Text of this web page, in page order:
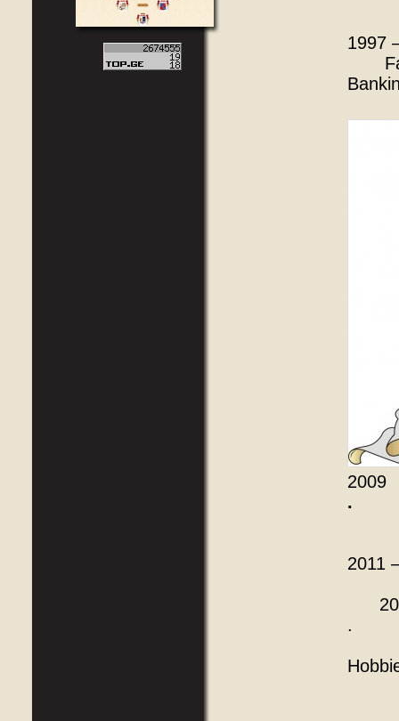
.
2011
.